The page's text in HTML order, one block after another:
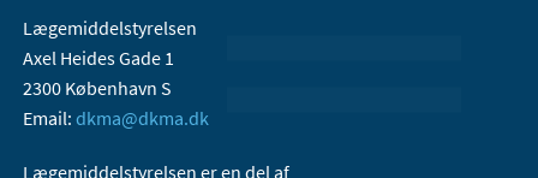
Lægemiddelstyrelsen
Axel Heides Gade 1
2300 København S
Email: dkma@dkma.dk
Lægemiddelstyrelsen er en del af